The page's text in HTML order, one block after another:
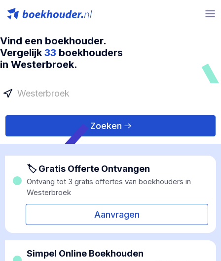
Vind een boekhouder.
Vergelijk 33 boekhouders
in Westerbroek.
Zoeken
🏷 Gratis Offerte Ontvangen
Ontvang tot 3 gratis offertes van boekhouders in
Westerbroek
Aanvragen
Simpel Online Boekhouden